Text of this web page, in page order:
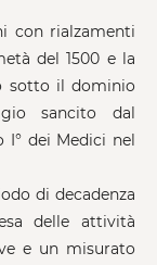
con rialzamenti
del 1500 e la
sotto il dominio
sancito dal
dei Medici nel
di decadenza
delle attività
e un misurato